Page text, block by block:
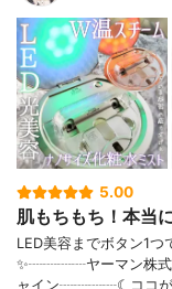
5.00
肌もちもち！本当
LED美容までボタン1
✨┈┈┈┈ヤーマン株式
ャイン┈┈┈┈☾ココが